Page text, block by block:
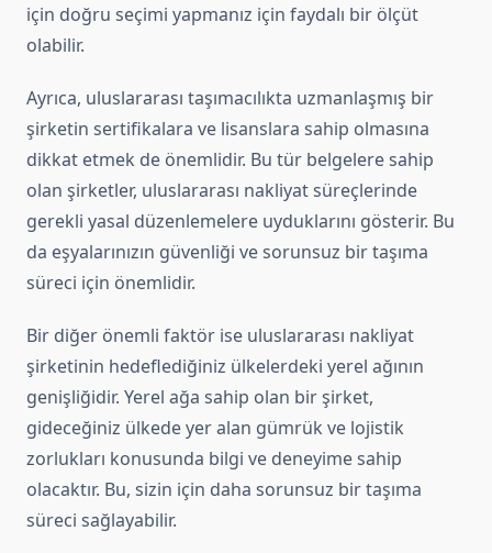
için doğru seçimi yapmanız için faydalı bir ölçüt
olabilir.
Ayrıca, uluslararası taşımacılıkta uzmanlaşmış bir
şirketin sertifikalara ve lisanslara sahip olmasına
dikkat etmek de önemlidir. Bu tür belgelere sahip
olan şirketler, uluslararası nakliyat süreçlerinde
gerekli yasal düzenlemelere uyduklarını gösterir. Bu
da eşyalarınızın güvenliği ve sorunsuz bir taşıma
süreci için önemlidir.
Bir diğer önemli faktör ise uluslararası nakliyat
şirketinin hedeflediğiniz ülkelerdeki yerel ağının
genişliğidir. Yerel ağa sahip olan bir şirket,
gideceğiniz ülkede yer alan gümrük ve lojistik
zorlukları konusunda bilgi ve deneyime sahip
olacaktır. Bu, sizin için daha sorunsuz bir taşıma
süreci sağlayabilir.